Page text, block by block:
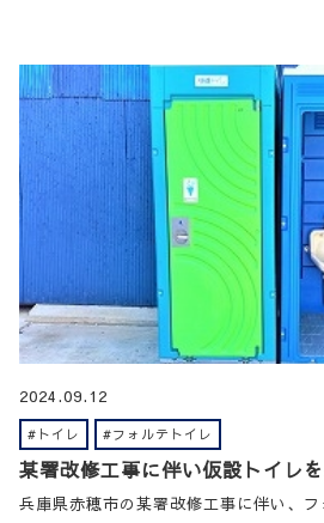
2024.09.12
#トイレ #フォルテトイレ
某署改修工事に伴い仮設トイレ
兵庫県赤穂市の某署改修工事に伴い、